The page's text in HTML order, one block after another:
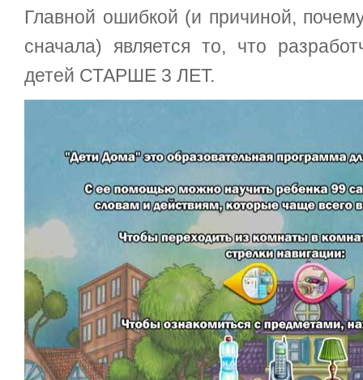
Главной ошибкой (и причиной,
сначала) является то, что
детей СТАРШЕ 3 ЛЕТ.